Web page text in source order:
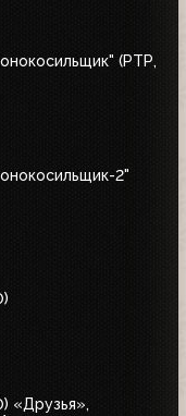
(РТР,
2"
«Друзья»,